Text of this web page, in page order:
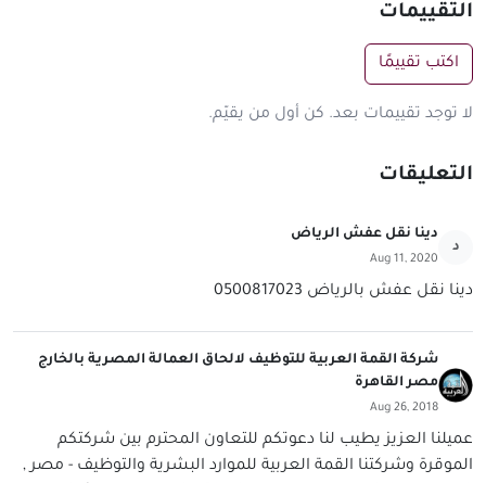
التقييمات
اكتب تقييمًا
لا توجد تقييمات بعد. كن أول من يقيّم.
التعليقات
د
دينا نقل عفش الرياض
Aug 11, 2020
دينا نقل عفش بالرياض 0500817023
شركة القمة العربية للتوظيف لالحاق العمالة المصرية بالخارج
مصر القاهرة
Aug 26, 2018
عميلنا العزيز يطيب لنا دعوتكم للتعاون المحترم بين شركتكم
الموقرة وشركتنا القمة العربية للموارد البشرية والتوظيف - مصر ,